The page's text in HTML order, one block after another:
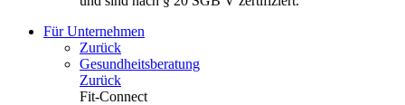
Für Unternehmen
Zurück
Gesundheitsberatung
Zurück
Fit-Connect